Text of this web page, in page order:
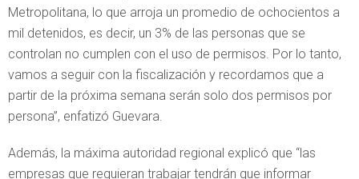
Metropolitana, lo que arroja un promedio de ochocientos a
mil detenidos, es decir, un 3% de las personas que se
controlan no cumplen con el uso de permisos. Por lo tanto,
vamos a seguir con la fiscalización y recordamos que a
partir de la próxima semana serán solo dos permisos por
persona”, enfatizó Guevara.
Además, la máxima autoridad regional explicó que “las
empresas que requieran trabajar tendrán que informar